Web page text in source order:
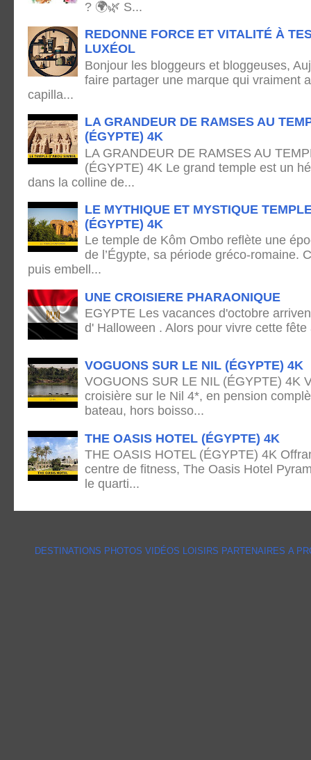
? 🌍🌿 S...
REDONNE FORCE ET VITALITÉ À
LUXÉOL
Bonjour les bloggeurs et bloggeuses,
faire partager une marque qui vraiment
capilla...
LA GRANDEUR DE RAMSES AU
(ÉGYPTE) 4K
LA GRANDEUR DE RAMSES AU
(ÉGYPTE) 4K Le grand temple est un
dans la colline de...
LE MYTHIQUE ET MYSTIQUE
(ÉGYPTE) 4K
Le temple de Kôm Ombo reflète une
de l’Égypte, sa période gréco-romaine.
puis embell...
UNE CROISIERE PHARAONIQUE
EGYPTE Les vacances d'octobre
d' Halloween . Alors pour vivre cette
VOGUONS SUR LE NIL (ÉGYPTE) 4K
VOGUONS SUR LE NIL (ÉGYPTE) 4K
croisière sur le Nil 4*, en pension
bateau, hors boisso...
THE OASIS HOTEL (ÉGYPTE) 4K
THE OASIS HOTEL (ÉGYPTE) 4K
centre de fitness, The Oasis Hotel
le quarti...
DESTINATIONS PHOTOS VIDÉOS LOISIRS PARTENAIRES A